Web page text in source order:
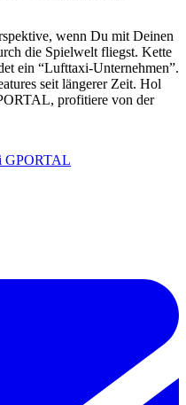
wenn Du mit Deinen
die Spielwelt fliegst. Kette
ein “Lufttaxi-Unternehmen”.
seit längerer Zeit. Hol
profitiere von der
GPORTAL